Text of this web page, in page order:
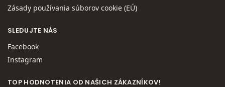
Zásady používania súborov cookie (EÚ)
SLEDUJTE NÁS
Facebook
Instagram
TOP HODNOTENIA OD NAŠICH ZÁKAZNÍKOV!